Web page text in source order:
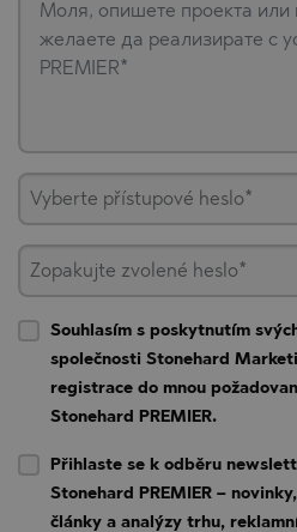
Vyberte přístupové heslo*
Zopakujte zvolené heslo*
Souhlasím s poskytnutím
společnosti Stonehard
registrace do mnou
Stonehard PREMIER.
Přihlaste se k odběru
Stonehard PREMIER –
články a analýzy trhu,